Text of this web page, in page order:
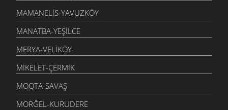
MAMANELIS-YAVUZKÖY
MANATBA-YEŞILCE
MERYA-VELIKÖY
MIKELET-ÇERMIK
MOQTA-SAVAŞ
MORĞEL-KURUDERE